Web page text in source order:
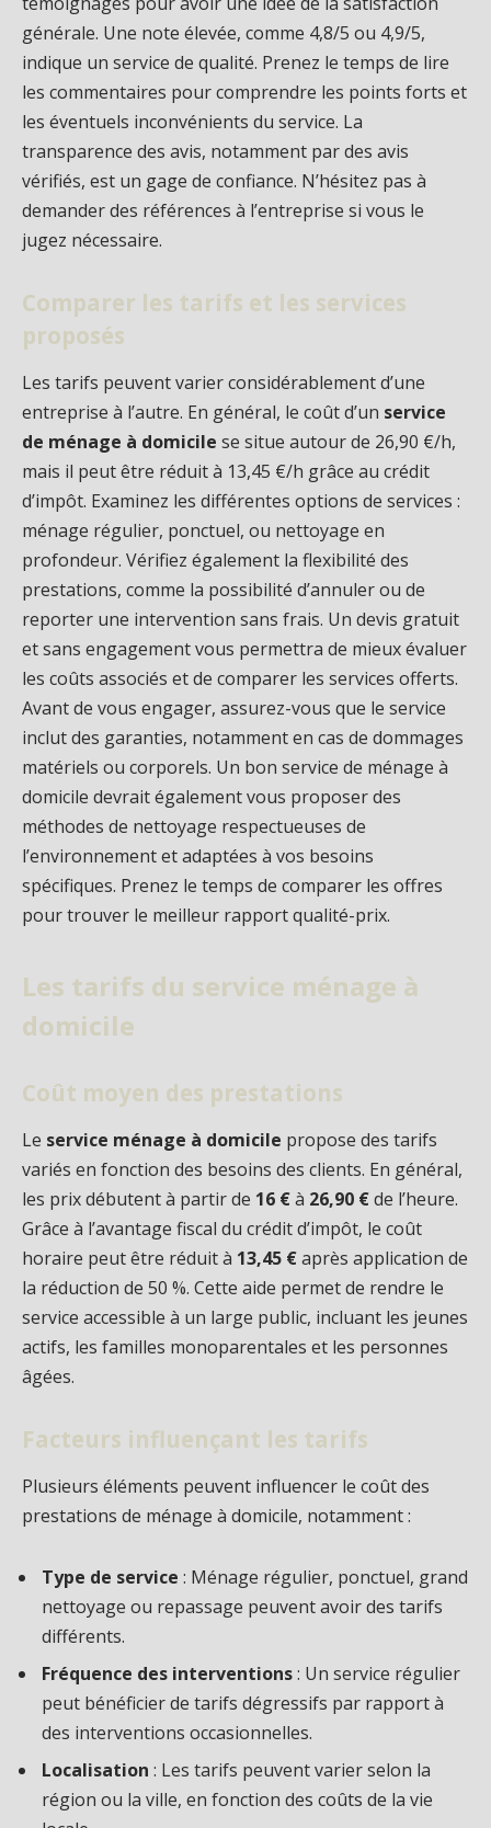
générale. Une note élevée, comme 4,8/5 ou 4,9/5,
indique un service de qualité. Prenez le temps de lire
les commentaires pour comprendre les points forts et
les éventuels inconvénients du service. La
transparence des avis, notamment par des avis
vérifiés, est un gage de confiance. N’hésitez pas à
demander des références à l’entreprise si vous le
jugez nécessaire.
Comparer les tarifs et les services
proposés
Les tarifs peuvent varier considérablement d’une
entreprise à l’autre. En général, le coût d’un service
de ménage à domicile se situe autour de 26,90 €/h,
mais il peut être réduit à 13,45 €/h grâce au crédit
d’impôt. Examinez les différentes options de services :
ménage régulier, ponctuel, ou nettoyage en
profondeur. Vérifiez également la flexibilité des
prestations, comme la possibilité d’annuler ou de
reporter une intervention sans frais. Un devis gratuit
et sans engagement vous permettra de mieux évaluer
les coûts associés et de comparer les services offerts.
Avant de vous engager, assurez-vous que le service
inclut des garanties, notamment en cas de dommages
matériels ou corporels. Un bon service de ménage à
domicile devrait également vous proposer des
méthodes de nettoyage respectueuses de
l’environnement et adaptées à vos besoins
spécifiques. Prenez le temps de comparer les offres
pour trouver le meilleur rapport qualité-prix.
Les tarifs du service ménage à
domicile
Coût moyen des prestations
Le service ménage à domicile propose des tarifs
variés en fonction des besoins des clients. En général,
les prix débutent à partir de 16 €à 26,90 €de l’heure.
Grâce à l’avantage fiscal du crédit d’impôt, le coût
horaire peut être réduit à 13,45 €après application de
la réduction de 50 %. Cette aide permet de rendre le
service accessible à un large public, incluant les jeunes
actifs, les familles monoparentales et les personnes
âgées.
Facteurs influençant les tarifs
Plusieurs éléments peuvent influencer le coût des
prestations de ménage à domicile, notamment :
Type de service : Ménage régulier, ponctuel, grand
nettoyage ou repassage peuvent avoir des tarifs
différents.
Fréquence des interventions: Un service régulier
peut bénéficier de tarifs dégressifs par rapport à
des interventions occasionnelles.
Localisation : Les tarifs peuvent varier selon la
région ou la ville, en fonction des coûts de la vie